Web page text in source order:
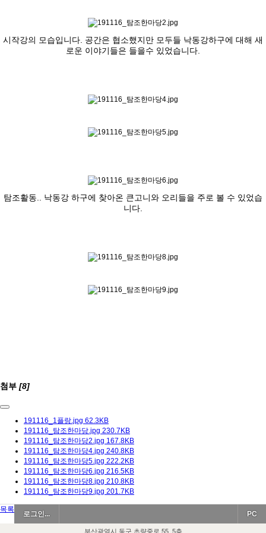
시작강의 모습입니다. 공간은 협소했지만 모두들 낙동강하구에 대해 새
로운 이야기들은 들을수 있었습니다.
탐조활동.. 낙동강 하구에 찾아온 큰고니와 오리들을 주로 볼 수 있었습
니다.
첨부 [8]
191116_1플랑.jpg 62.3KB
191116_탐조한마당.jpg 230.7KB
191116_탐조한마당2.jpg 167.8KB
191116_탐조한마당4.jpg 240.8KB
191116_탐조한마당5.jpg 222.2KB
191116_탐조한마당6.jpg 216.5KB
191116_탐조한마당8.jpg 210.8KB
191116_탐조한마당9.jpg 201.7KB
목록
로그인... PC
부산광역시 동구 초량중로 55, 5층